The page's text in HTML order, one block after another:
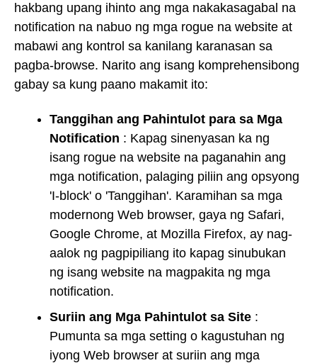
hakbang upang ihinto ang mga nakakasagabal na
notification na nabuo ng mga rogue na website at
mabawi ang kontrol sa kanilang karanasan sa
pagba-browse. Narito ang isang komprehensibong
gabay sa kung paano makamit ito:
Tanggihan ang Pahintulot para sa Mga
Notification : Kapag sinenyasan ka ng
isang rogue na website na paganahin ang
mga notification, palaging piliin ang opsyong
'I-block' o 'Tanggihan'. Karamihan sa mga
modernong Web browser, gaya ng Safari,
Google Chrome, at Mozilla Firefox, ay nag-
aalok ng pagpipiliang ito kapag sinubukan
ng isang website na magpakita ng mga
notification.
Suriin ang Mga Pahintulot sa Site :
Pumunta sa mga setting o kagustuhan ng
iyong Web browser at suriin ang mga